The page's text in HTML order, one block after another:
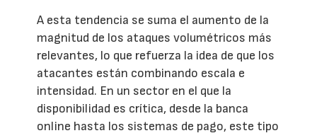
A esta tendencia se suma el aumento de la
magnitud de los ataques volumétricos más
relevantes, lo que refuerza la idea de que los
atacantes están combinando escala e
intensidad. En un sector en el que la
disponibilidad es crítica, desde la banca
online hasta los sistemas de pago, este tipo